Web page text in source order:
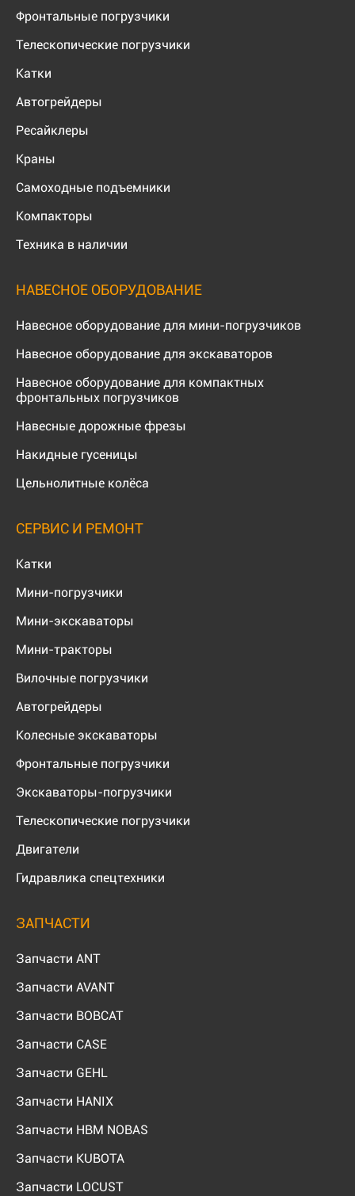
Фронтальные погрузчики
Телескопические погрузчики
Катки
Автогрейдеры
Ресайклеры
Краны
Самоходные подъемники
Компакторы
Техника в наличии
НАВЕСНОЕ ОБОРУДОВАНИЕ
Навесное оборудование для мини-погрузчиков
Навесное оборудование для экскаваторов
Навесное оборудование для компактных
фронтальных погрузчиков
Навесные дорожные фрезы
Накидные гусеницы
Цельнолитные колёса
СЕРВИС И РЕМОНТ
Катки
Мини-погрузчики
Мини-экскаваторы
Мини-тракторы
Вилочные погрузчики
Автогрейдеры
Колесные экскаваторы
Фронтальные погрузчики
Экскаваторы-погрузчики
Телескопические погрузчики
Двигатели
Гидравлика спецтехники
ЗАПЧАСТИ
Запчасти ANT
Запчасти AVANT
Запчасти BOBCAT
Запчасти CASE
Запчасти GEHL
Запчасти HANIX
Запчасти HBM NOBAS
Запчасти KUBOTA
Запчасти LOCUST